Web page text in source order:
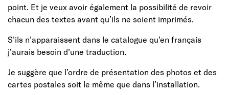
point. Et je veux avoir également la possibilité de revoir
chacun des textes avant qu’ils ne soient imprimés.
S’ils n’apparaissent dans le catalogue qu’en français
j’aurais besoin d’une traduction.
Je suggère que l’ordre de présentation des photos et des
cartes postales soit le même que dans l’installation.